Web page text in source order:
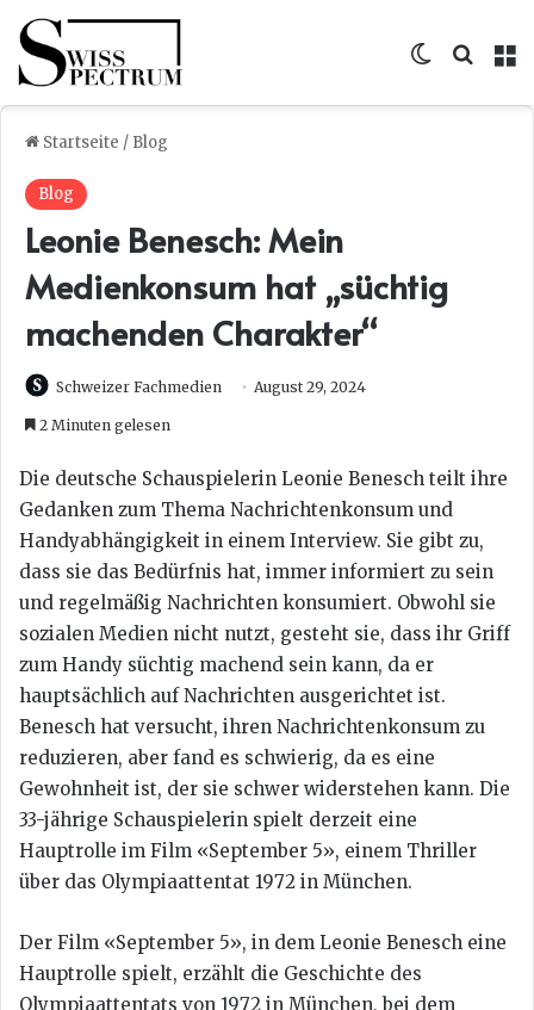
Skin
Startseite / Blog
Blog
Leonie Benesch: Mein
Medienkonsum hat „süchtig
machenden Charakter“
Schweizer Fachmedien August 29, 2024
2 Minuten gelesen
Die deutsche Schauspielerin Leonie Benesch teilt ihre
Gedanken zum Thema Nachrichtenkonsum und
Handyabhängigkeit in einem Interview. Sie gibt zu,
dass sie das Bedürfnis hat, immer informiert zu sein
und regelmäßig Nachrichten konsumiert. Obwohl sie
sozialen Medien nicht nutzt, gesteht sie, dass ihr Griff
zum Handy süchtig machend sein kann, da er
hauptsächlich auf Nachrichten ausgerichtet ist.
Benesch hat versucht, ihren Nachrichtenkonsum zu
reduzieren, aber fand es schwierig, da es eine
Gewohnheit ist, der sie schwer widerstehen kann. Die
33-jährige Schauspielerin spielt derzeit eine
Hauptrolle im Film «September 5», einem Thriller
über das Olympiaattentat 1972 in München.
Der Film «September 5», in dem Leonie Benesch eine
Hauptrolle spielt, erzählt die Geschichte des
Olympiaattentats von 1972 in München, bei dem